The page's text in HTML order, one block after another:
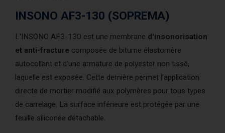
Apprendre
Vidéos
Réalisations/Études de cas
Expérience sonore AcoustiINDEX
INSONO AF3-130 (SOPREMA)
L'INSONO AF3-130 est une membrane d'insonorisation
et anti-fracture composée de bitume élastomère
autocollant et d’une armature de polyester non tissé,
laquelle est exposée. Cette dernière permet l’application
directe de mortier modifié aux polymères pour tous types
de carrelage. La surface inférieure est protégée par une
feuille siliconée détachable.